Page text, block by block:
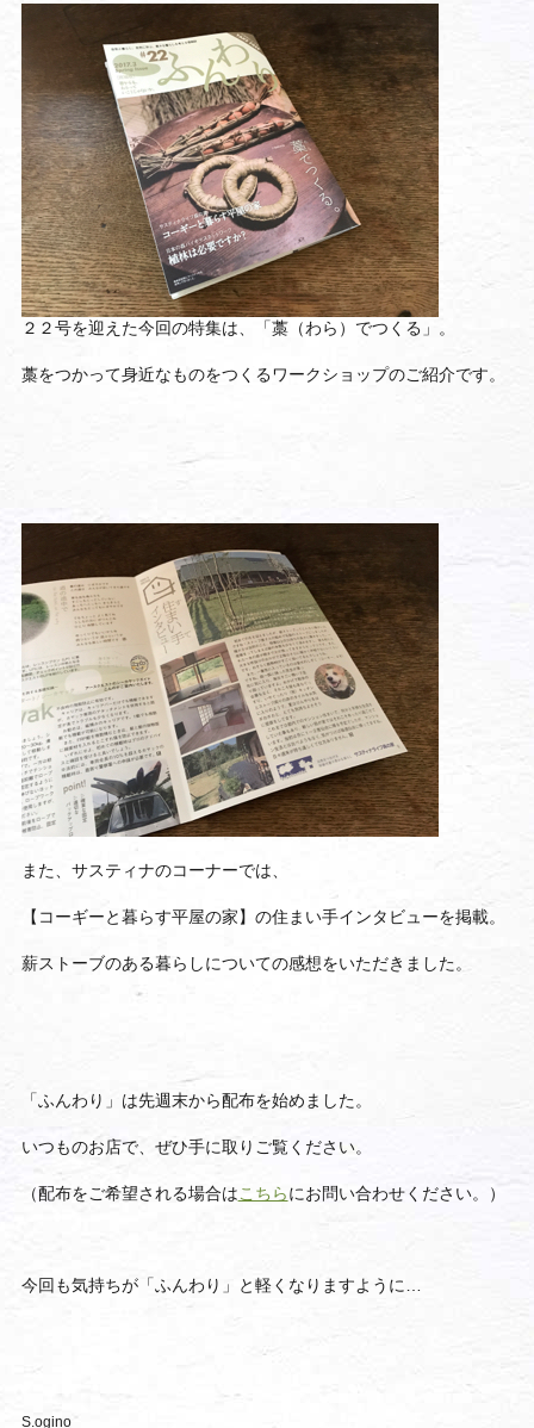
２２号を迎えた今回の特集は、「藁（わら）でつくる」。
藁をつかって身近なものをつくるワークショップのご紹介です。
また、サスティナのコーナーでは、
【コーギーと暮らす平屋の家】の住まい手インタビューを掲載。
薪ストーブのある暮らしについての感想をいただきました。
「ふんわり」は先週末から配布を始めました。
いつものお店で、 ぜひ手に取りご覧ください。
（配布をご希望される場合はこちらにお問い合わせください。）
今回も気持ちが「ふんわり」と軽くなりますように…
S.ogino